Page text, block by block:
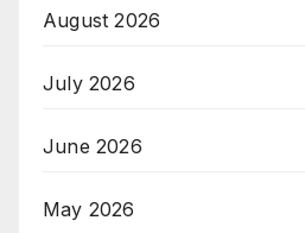
August 2026
July 2026
June 2026
May 2026